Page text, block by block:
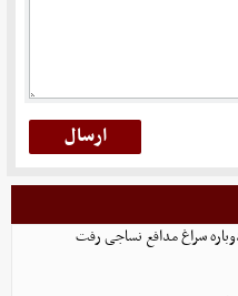
سراغ مدافع نساجی رفت